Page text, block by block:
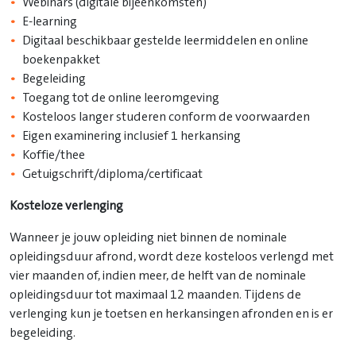
E-learning
Digitaal beschikbaar gestelde leermiddelen en online
boekenpakket
Begeleiding
Toegang tot de online leeromgeving
Kosteloos langer studeren conform de voorwaarden
Eigen examinering inclusief 1 herkansing
Koffie/thee
Getuigschrift/diploma/certificaat
Kosteloze verlenging
Wanneer je jouw opleiding niet binnen de nominale
opleidingsduur afrond, wordt deze kosteloos verlengd met
vier maanden of, indien meer, de helft van de nominale
opleidingsduur tot maximaal 12 maanden. Tijdens de
verlenging kun je toetsen en herkansingen afronden en is er
begeleiding.